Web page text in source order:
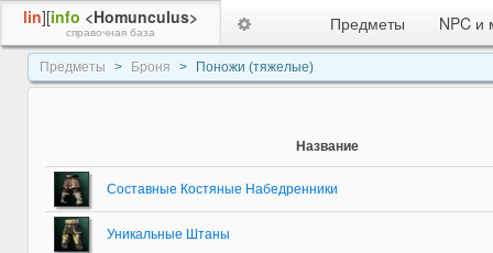
lin][info <Homunculus>
справочная база Предметы NPC и
Предметы Броня Поножи (тяжелые)
Название
Составные Костяные Набедренники
Уникальные Штаны